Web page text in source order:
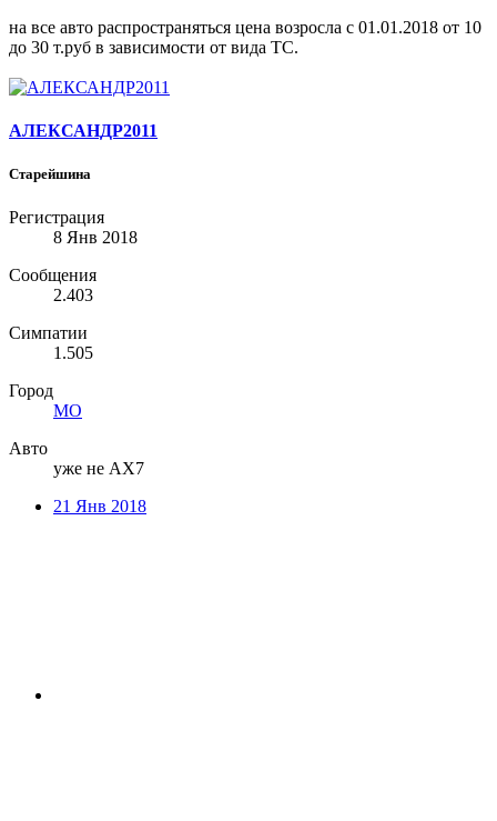
на все авто распространяться цена возросла с 01.01.2018 от 10
до 30 т.руб в зависимости от вида ТС.
АЛЕКСАНДР2011
Старейшина
Регистрация
8 Янв 2018
Сообщения
2.403
Симпатии
1.505
Город
МО
Авто
уже не АХ7
21 Янв 2018